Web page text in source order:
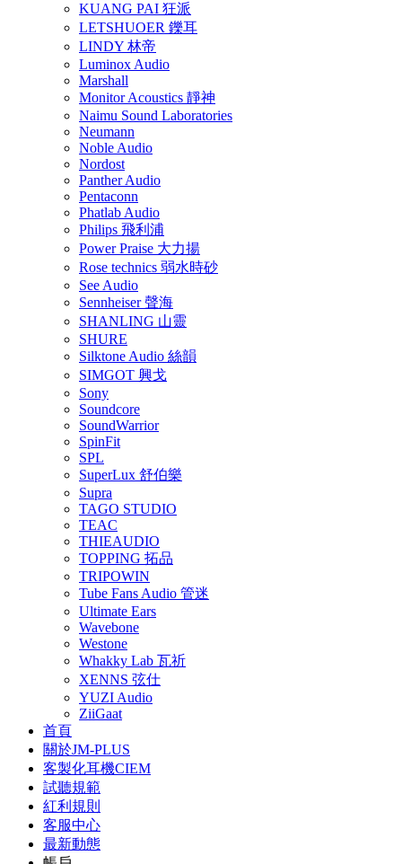
KUANG PAI 狂派
LETSHUOER 鑠耳
LINDY 林帝
Luminox Audio
Marshall
Monitor Acoustics 靜神
Naimu Sound Laboratories
Neumann
Noble Audio
Nordost
Panther Audio
Pentaconn
Phatlab Audio
Philips 飛利浦
Power Praise 大力揚
Rose technics 弱水時砂
See Audio
Sennheiser 聲海
SHANLING 山靈
SHURE
Silktone Audio 絲韻
SIMGOT 興戈
Sony
Soundcore
SoundWarrior
SpinFit
SPL
SuperLux 舒伯樂
Supra
TAGO STUDIO
TEAC
THIEAUDIO
TOPPING 拓品
TRIPOWIN
Tube Fans Audio 管迷
Ultimate Ears
Wavebone
Westone
Whakky Lab 瓦祈
XENNS 弦仕
YUZI Audio
ZiiGaat
首頁
關於JM-PLUS
客製化耳機CIEM
試聽規範
紅利規則
客服中心
最新動態